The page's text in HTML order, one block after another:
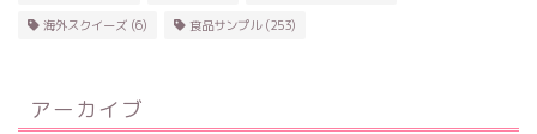
海外スクイーズ (6) 食品サンプル(253)
アーカイブ